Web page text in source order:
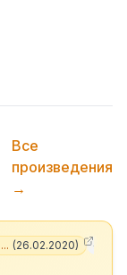
Все
произведения
→
(26.02.2020) +